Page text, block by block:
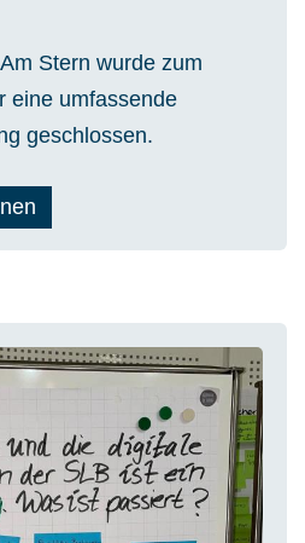
Stern wurde zum
eine umfassende
geschlossen.